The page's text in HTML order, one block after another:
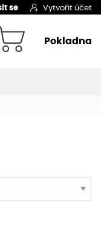
se Vytvořit účet
Pokladna